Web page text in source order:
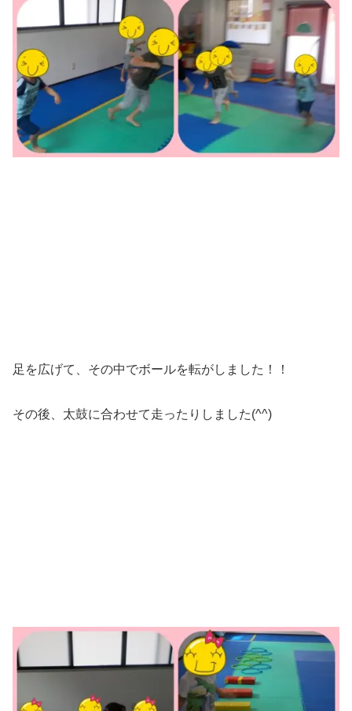
足を広げて、その中でボールを転がしました！！
その後、太鼓に合わせて走ったりしました(^^)